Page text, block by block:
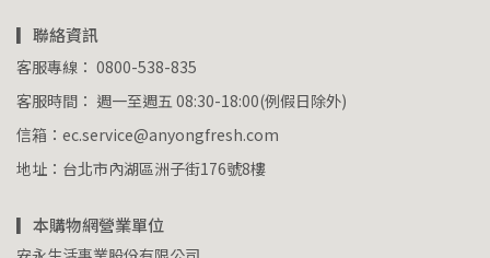
▎聯絡資訊
客服專線： 0800-538-835
客服時間： 週一至週五 08:30-18:00(例假日除外)
信箱：ec.service@anyongfresh.com
地址：台北市內湖區洲子街176號8樓
▎本購物網營業單位